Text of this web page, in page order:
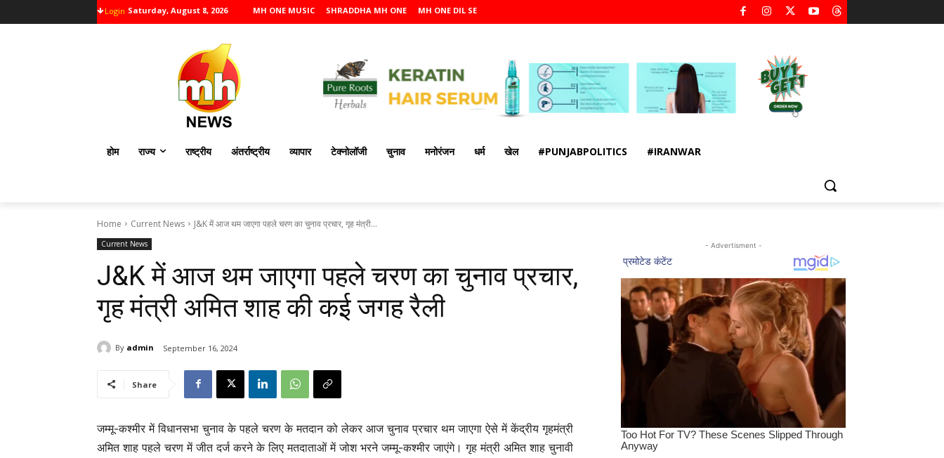
Login Saturday, August 8, 2026 MH ONE MUSIC SHRADDHA MH ONE MH ONE DIL SE
होम राज्य राष्ट्रीय अंतर्राष्ट्रीय व्यापार टेक्नोलॉजी चुनाव मनोरंजन धर्म खेल #PUNJABPOLITICS #IRANWAR
Home Current News J&K में आज थम जाएगा पहले चरण का चुनाव प्रचार, गृह मंत्री...
Current News
J&K में आज थम जाएगा पहले चरण का चुनाव प्रचार,
गृह मंत्री अमित शाह की कई जगह रैली
By admin September 16, 2024
Share
जम्मू-कश्मीर में विधानसभा चुनाव के पहले चरण के मतदान को लेकर आज चुनाव प्रचार थम जाएगा ऐसे में केंद्रीय गृहमंत्री
अमित शाह पहले चरण में जीत दर्ज करने के लिए मतदाताओं में जोश भरने जम्मू-कश्मीर जाएंगे। गृह मंत्री अमित शाह चुनावी
- Advertisment -